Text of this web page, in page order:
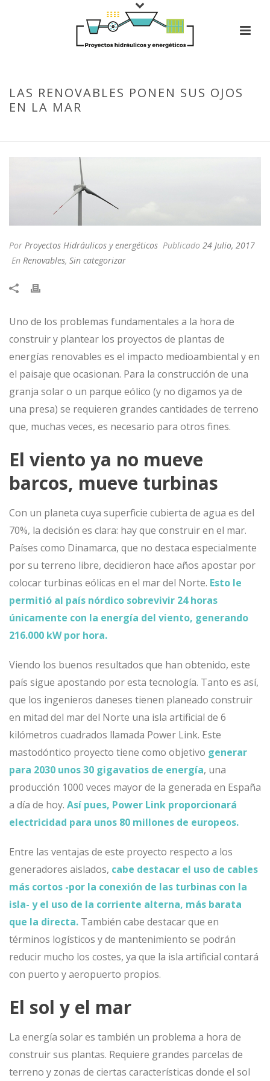
LAS RENOVABLES PONEN SUS OJOS
EN LA MAR
Por Proyectos Hidráulicos y energéticos Publicado 24 Julio, 2017
En Renovables, Sin categorizar
Uno de los problemas fundamentales a la hora de
construir y plantear los proyectos de plantas de
energías renovables es el impacto medioambiental y en
el paisaje que ocasionan. Para la construcción de una
granja solar o un parque eólico (y no digamos ya de
una presa) se requieren grandes cantidades de terreno
que, muchas veces, es necesario para otros fines.
El viento ya no mueve
barcos, mueve turbinas
Con un planeta cuya superficie cubierta de agua es del
70%, la decisión es clara: hay que construir en el mar.
Países como Dinamarca, que no destaca especialmente
por su terreno libre, decidieron hace años apostar por
colocar turbinas eólicas en el mar del Norte. Esto le
permitió al país nórdico sobrevivir 24 horas
únicamente con la energía del viento, generando
216.000 kW por hora.
Viendo los buenos resultados que han obtenido, este
país sigue apostando por esta tecnología. Tanto es así,
que los ingenieros daneses tienen planeado construir
en mitad del mar del Norte una isla artificial de 6
kilómetros cuadrados llamada Power Link. Este
mastodóntico proyecto tiene como objetivo generar
para 2030 unos 30 gigavatios de energía, una
producción 1000 veces mayor de la generada en España
a día de hoy. Así pues, Power Link proporcionará
electricidad para unos 80 millones de europeos.
Entre las ventajas de este proyecto respecto a los
generadores aislados, cabe destacar el uso de cables
más cortos -por la conexión de las turbinas con la
isla- y el uso de la corriente alterna, más barata
que la directa. También cabe destacar que en
términos logísticos y de mantenimiento se podrán
reducir mucho los costes, ya que la isla artificial contará
con puerto y aeropuerto propios.
El sol y el mar
La energía solar es también un problema a hora de
construir sus plantas. Requiere grandes parcelas de
terreno y zonas de ciertas características donde el sol